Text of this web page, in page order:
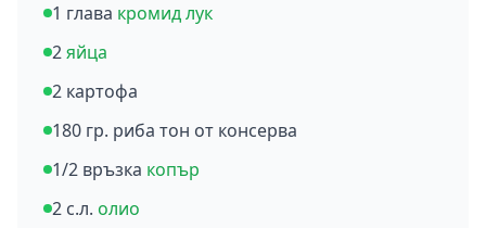
1 глава кромид лук
2яйца
2 картофа
180 гр. риба тон от консерва
1/2 връзка копър
2 с.л. олио